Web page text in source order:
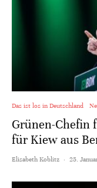
Das ist los in Deutschland
Grünen-Chefin
für Kiew aus
Elisabeth Koblitz · 25.